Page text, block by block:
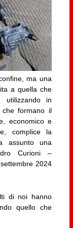
ma una
a quella che
utilizzando in
che formano il
economico e
complice la
assunto una
Curioni –
2024
di noi hanno
quello che